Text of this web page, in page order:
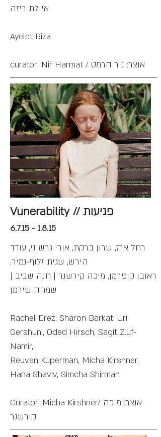
איילת ריזה
Ayelet Riza
curator: Nir Harmat / אוצר: ניר הרמט
Vunerability // פגיעות
6.7.15 - 1.8.15
רחל ארז, שרון ברקת, אורי גרשוני, עודד
הירש, שגית זלוף-נמיר,
ראובן קופרמן, מיכה קירשנר | חנה שביב |
שמחה שירמן
Rachel Erez, Sharon Barkat, Uri
Gershuni, Oded Hirsch, Sagit Zluf-
Namir,
Reuven Kuperman, Micha Kirshner,
Hana Shaviv, Simcha Shirman
Curator: Micha Kirshner/ אוצר: מיכה
קירשנר